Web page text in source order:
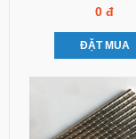
0 đ
ĐẶT MUA